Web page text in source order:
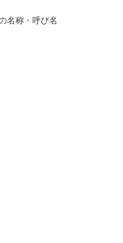
名称・呼び名